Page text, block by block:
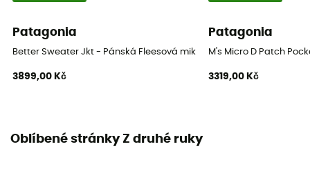
Patagonia
Better Sweater Jkt - Pánská Fleesová mikina
3899,00 Kč
Patagonia
M's Micro D Patch
3319,00 Kč
Oblíbené stránky Z druhé ruky